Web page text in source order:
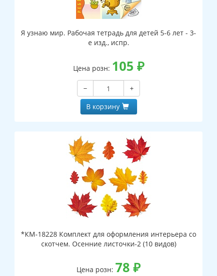
Я узнаю мир. Рабочая тетрадь для детей 5-6 лет - 3-
е изд., испр.
Цена розн: 105 ₽
−
+
В корзину
*КМ-18228 Комплект для оформления интерьера со
скотчем. Осенние листочки-2 (10 видов)
Цена розн: 78 ₽